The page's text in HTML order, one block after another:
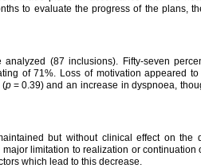
to evaluate the progress of the plans,
(87 inclusions). Fifty-seven
of 71%. Loss of motivation appeared
(p = 0.39) and an increase in dyspnoea,
but without clinical effect on
limitation to realization or
which lead to this decrease.